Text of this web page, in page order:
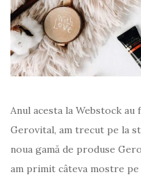
Anul acesta la Webstock
Gerovital, am trecut pe la
noua gamă de produse
am primit câteva mostre